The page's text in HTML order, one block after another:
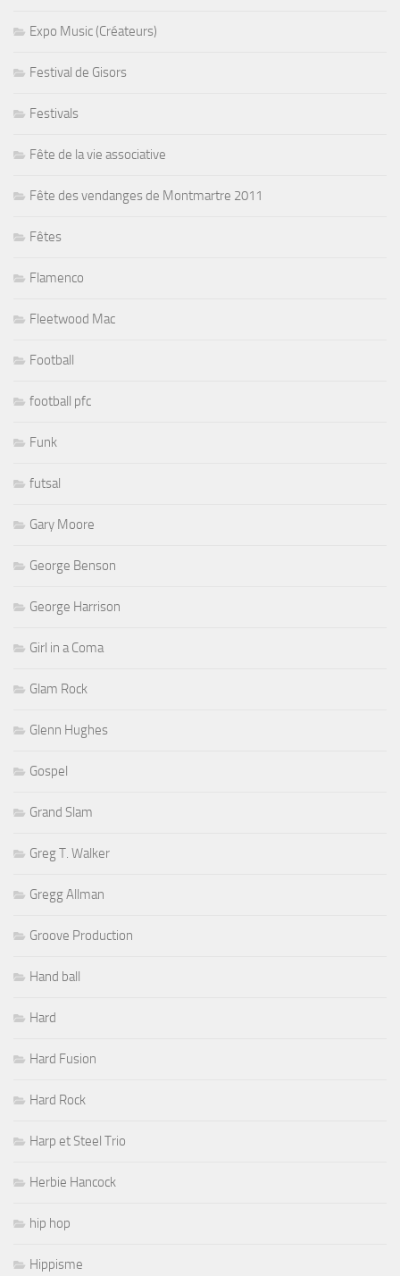
Expo Music (Créateurs)
Festival de Gisors
Festivals
Fête de la vie associative
Fête des vendanges de Montmartre 2011
Fêtes
Flamenco
Fleetwood Mac
Football
football pfc
Funk
futsal
Gary Moore
George Benson
George Harrison
Girl in a Coma
Glam Rock
Glenn Hughes
Gospel
Grand Slam
Greg T. Walker
Gregg Allman
Groove Production
Hand ball
Hard
Hard Fusion
Hard Rock
Harp et Steel Trio
Herbie Hancock
hip hop
Hippisme